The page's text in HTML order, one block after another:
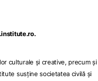
.
culturale și creative, precum și
susține societatea civilă și